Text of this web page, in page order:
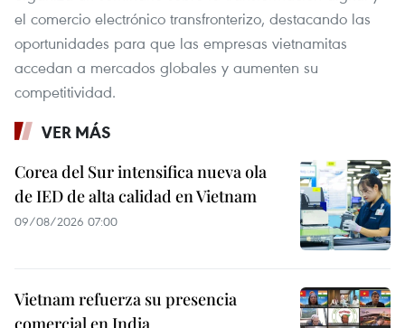
el comercio electrónico transfronterizo, destacando las
oportunidades para que las empresas vietnamitas
accedan a mercados globales y aumenten su
competitividad.
VER MÁS
Corea del Sur intensifica nueva ola
de IED de alta calidad en Vietnam
09/08/2026 07:00
Vietnam refuerza su presencia
comercial en India